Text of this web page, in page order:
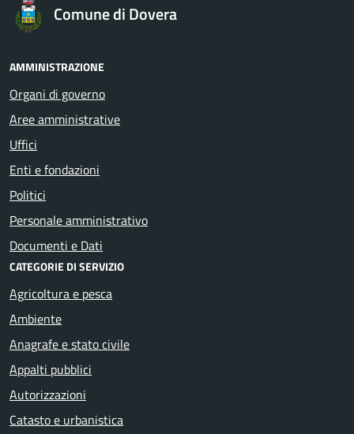
Comune di Dovera
AMMINISTRAZIONE
Organi di governo
Aree amministrative
Uffici
Enti e fondazioni
Politici
Personale amministrativo
Documenti e Dati
CATEGORIE DI SERVIZIO
Agricoltura e pesca
Ambiente
Anagrafe e stato civile
Appalti pubblici
Autorizzazioni
Catasto e urbanistica